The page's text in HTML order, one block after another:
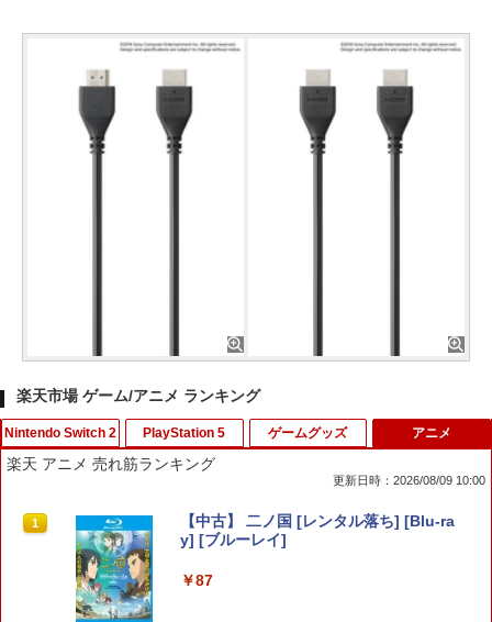
楽天市場 ゲーム/アニメ ランキング
Nintendo Switch 2
1
空の軌跡 the 2nd Nintendo Switch 2 E
dition 通常版 【Switch2】 NXS-P-BTW
PlayStation 5
1
【SONYライセンス商品】DualSenseR
ワイヤレスコントローラー専用 USB-Cto
ゲームグッズ
1
【中古】フェイスニングで表情豊かに印
象アップ 大人のDS顔トレーニング(顔認
ン」＆ニンテンドーDSシリーズ専用スタ
アニメ
楽天 アニメ 売れ筋ランキング
更新日時：2026/08/09 10:00
1
【中古】 二ノ国 [レンタル落ち] [Blu-ra
y] [ブルーレイ]
￥87